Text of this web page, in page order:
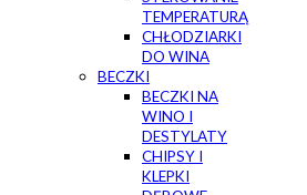
TEMPERATURĄ
CHŁODZIARKI
DO WINA
BECZKI
BECZKI NA
WINO I
DESTYLATY
CHIPSY I
KLEPKI